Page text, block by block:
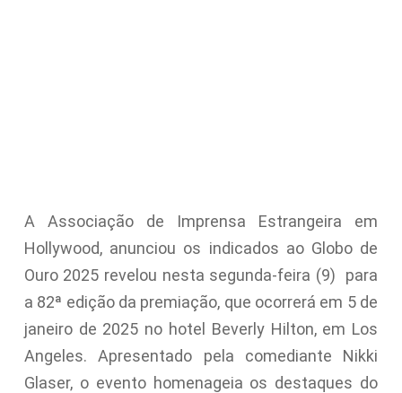
A Associação de Imprensa Estrangeira em
Hollywood, anunciou os indicados ao Globo de
Ouro 2025 revelou nesta segunda-feira (9) para
a 82ª edição da premiação, que ocorrerá em 5 de
janeiro de 2025 no hotel Beverly Hilton, em Los
Angeles. Apresentado pela comediante Nikki
Glaser, o evento homenageia os destaques do